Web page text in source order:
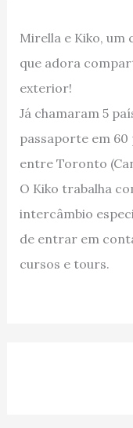
Mirella e Kiko, um
que adora
exterior!
Já chamaram 5
passaporte em
entre Toronto
O Kiko trabalha
intercâmbio
de entrar em
cursos e tours.